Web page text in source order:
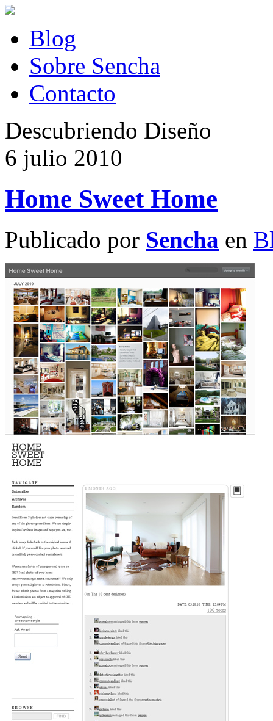
Blog
Sobre Sencha
Contacto
Descubriendo Diseño
6 julio 2010
Home Sweet Home
Publicado por Sencha en